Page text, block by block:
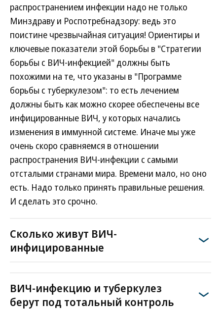
распространением инфекции надо не только
Минздраву и Роспотребнадзору: ведь это
поистине чрезвычайная ситуация! Ориентиры и
ключевые показатели этой борьбы в "Стратегии
борьбы с ВИЧ-инфекцией" должны быть
похожими на те, что указаны в "Программе
борьбы с туберкулезом": то есть лечением
должны быть как можно скорее обеспечены все
инфицированные ВИЧ, у которых начались
изменения в иммунной системе. Иначе мы уже
очень скоро сравняемся в отношении
распространения ВИЧ-инфекции с самыми
отсталыми странами мира. Времени мало, но оно
есть. Надо только принять правильные решения.
И сделать это срочно.
Сколько живут ВИЧ-
инфицированные
ВИЧ-инфекцию и туберкулез
берут под тотальный контроль